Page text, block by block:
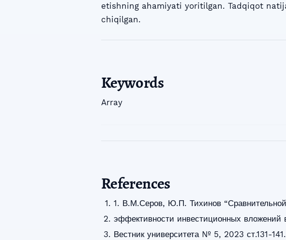
etishning ahamiyati yoritilgan. Tadqiqot
chiqilgan.
Keywords
Array
References
1. В.М.Серов, Ю.П. Тихинов “Сравнительной
эффективности инвестиционных вложений
Вестник университета № 5, 2023 ст.131-141.